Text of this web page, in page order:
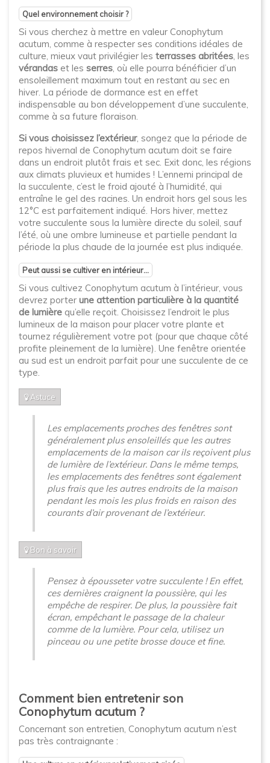
Quel environnement choisir ?
Si vous cherchez à mettre en valeur Conophytum
acutum, comme à respecter ses conditions idéales de
culture, mieux vaut privilégier les terrasses abritées, les
vérandas et les serres, où elle pourra bénéficier d’un
ensoleillement maximum tout en restant au sec en
hiver. La période de dormance est en effet
indispensable au bon développement d’une succulente,
comme à sa future floraison.
Si vous choisissez l’extérieur, songez que la période de
repos hivernal de Conophytum acutum doit se faire
dans un endroit plutôt frais et sec. Exit donc, les régions
aux climats pluvieux et humides ! L’ennemi principal de
la succulente, c’est le froid ajouté à l’humidité, qui
entraîne le gel des racines. Un endroit hors gel sous les
12°C est parfaitement indiqué. Hors hiver, mettez
votre succulente sous la lumière directe du soleil, sauf
l’été, où une ombre lumineuse et partielle pendant la
période la plus chaude de la journée est plus indiquée.
Peut aussi se cultiver en intérieur...
Si vous cultivez Conophytum acutum à l’intérieur, vous
devrez porter une attention particulière à la quantité
de lumière qu’elle reçoit. Choisissez l’endroit le plus
lumineux de la maison pour placer votre plante et
tournez régulièrement votre pot (pour que chaque côté
profite pleinement de la lumière). Une fenêtre orientée
au sud est un endroit parfait pour une succulente de ce
type.
Astuce
Les emplacements proches des fenêtres sont
généralement plus ensoleillés que les autres
emplacements de la maison car ils reçoivent plus
de lumière de l’extérieur. Dans le même temps,
les emplacements des fenêtres sont également
plus frais que les autres endroits de la maison
pendant les mois les plus froids en raison des
courants d’air provenant de l’extérieur.
Bon à savoir
Pensez à épousseter votre succulente ! En effet,
ces dernières craignent la poussière, qui les
empêche de respirer. De plus, la poussière fait
écran, empêchant le passage de la chaleur
comme de la lumière. Pour cela, utilisez un
pinceau ou une petite brosse douce et fine.
Comment bien entretenir son
Conophytum acutum ?
Concernant son entretien, Conophytum acutum n’est
pas très contraignante :